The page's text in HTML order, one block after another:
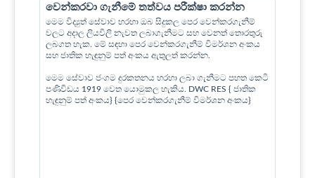
වෙන්කරවා ගැනීමේ තත්වය පරීක්ෂා කරන්න
මෙම විද්‍යුත් සේවාව හරහා ඔබ සිදුකල පෙර වෙන්කරගැනීම්
වලට අදාල ලියවිලි නැවත ලබාගැනීමට සහ වෙනත් තොරතුරු
ලබගත හැක. මේ සඳහා පෙර වෙන්කරගැනීම් විමර්ශන අංකය
සහ ජාතික හැඳුනුම් පත් අංකය ඇතුලත් කරන්න.
මෙම සේවාව ජංගම දුරකතනය හරහා ලබා ගැනීමට පහත කෙටි
පණිවිඩය 1919 වෙත යොමුකල හැකිය. DWC RES { ජාතික
හැඳුනුම් පත් අංකය} {පෙර වෙන්කරගැනීම් විමර්ශන අංකය}